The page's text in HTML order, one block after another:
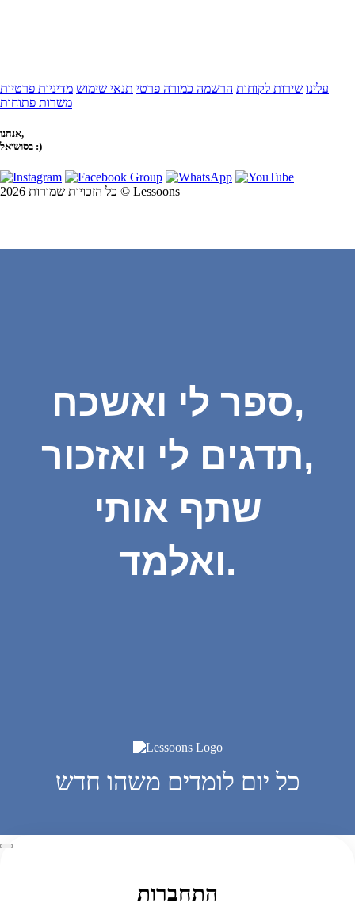
עלינו שירות לקוחות הרשמה כמורה פרטי תנאי שימוש מדיניות פרטיות
משרות פתוחות
אנחנו,
בסושיאל :)
כל הזכויות שמורות 2026 © Lessoons
ספר לי ואשכח,
תדגים לי ואזכור,
שתף אותי
ואלמד.
כל יום לומדים משהו חדש
התחברות